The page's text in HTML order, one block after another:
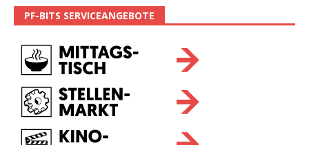
PF-BITS SERVICEANGEBOTE